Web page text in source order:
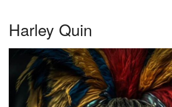
Harley Quin